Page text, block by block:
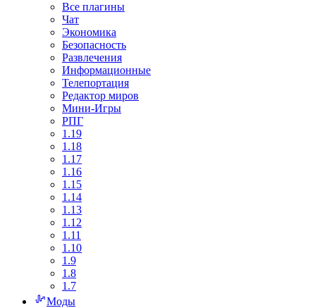
Все плагины
Чат
Экономика
Безопасность
Развлечения
Информационные
Телепортация
Редактор миров
Мини-Игры
РПГ
1.19
1.18
1.17
1.16
1.15
1.14
1.13
1.12
1.11
1.10
1.9
1.8
1.7
Моды